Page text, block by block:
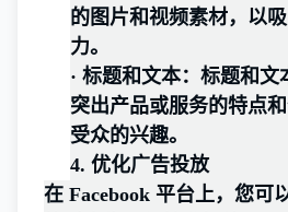
的图片和视频素材，以
力。
· 标题和文本：标题和文
突出产品或服务的特点
受众的兴趣。
4. 优化广告投放
在 Facebook 平台上，您可